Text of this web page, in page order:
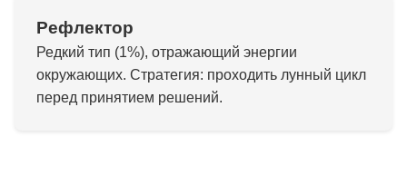
Рефлектор
Редкий тип (1%), отражающий энергии
окружающих. Стратегия: проходить лунный цикл
перед принятием решений.